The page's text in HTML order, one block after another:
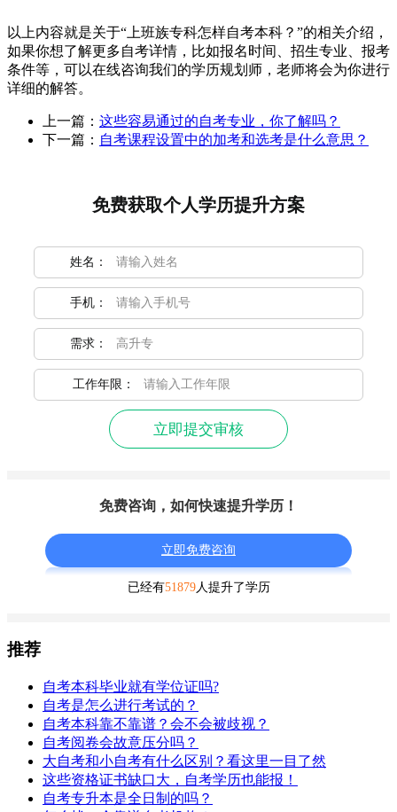
以上内容就是关于“上班族专科怎样自考本科？”的相关介绍，
如果你想了解更多自考详情，比如报名时间、招生专业、报考
条件等，可以在线咨询我们的学历规划师，老师将会为你进行
详细的解答。
上一篇： 这些容易通过的自考专业，你了解吗？
下一篇： 自考课程设置中的加考和选考是什么意思？
免费获取个人学历提升方案
姓名：
手机：
需求：
工作年限：
立即提交审核
免费咨询，如何快速提升学历！
立即免费咨询
已经有51879人提升了学历
推荐
自考本科毕业就有学位证吗?
自考是怎么进行考试的？
自考本科靠不靠谱？会不会被歧视？
自考阅卷会故意压分吗？
大自考和小自考有什么区别？看这里一目了然
这些资格证书缺口大，自考学历也能报！
自考专升本是全日制的吗？